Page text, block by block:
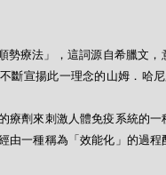
勢療法」，這詞源自希臘文
斷宣揚此一理念的山姆．哈
療劑來刺激人體免疫系統的一
由一種稱為「效能化」的過